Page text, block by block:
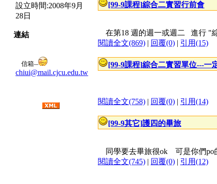
設立時間:2008年9月
28日
連結
信箱---
chiui@mail.cjcu.edu.tw
[99-9課程]綜合二實習行前會
在第18 週的週一或週二 進行 "
閱讀全文(869) | 回覆(0) | 引用(15)
[99-9課程]綜合二實習單位---一
閱讀全文(758) | 回覆(0) | 引用(14)
[99-9其它]護四的畢旅
同學要去畢旅很ok 可是你們po
閱讀全文(745) | 回覆(0) | 引用(12)